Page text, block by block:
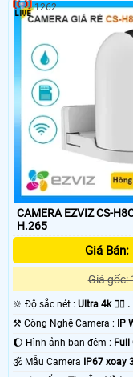
CAMERA EZVIZ CS-
H.265
Giá Bán:
Giá gốc:
🔆 Độ sắc nét : Ultra 4k 👍🏾 .
⚒ Công Nghệ Camera :
IP
🌔 Hình ảnh ban đêm : Full
🕉️ Mẫu Camera
IP67 xoay
1262